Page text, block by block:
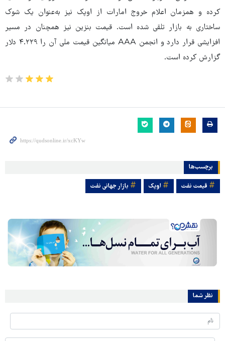
کرده و همزمان اعلام خروج امارات از اوپک نیز به‌عنوان یک شوک
ساختاری به بازار تلقی شده است. قیمت بنزین نیز همچنان در مسیر
افزایشی قرار دارد و انجمن AAA میانگین قیمت ملی آن را ۴.۲۲۹ دلار
گزارش کرده است.
برچسب‌ها
قیمت نفت اوپک بازار جهانی نفت
نظر شما